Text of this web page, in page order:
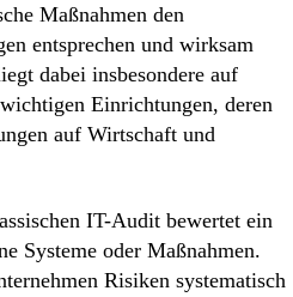
Maßnahmen den
entsprechen und wirksam
dabei insbesondere auf
Einrichtungen, deren
auf Wirtschaft und
IT-Audit bewertet ein
Systeme oder Maßnahmen.
Risiken systematisch